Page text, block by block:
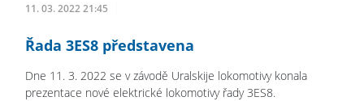
11. 03. 2022 21:45
Řada 3ES8 představena
Dne 11. 3. 2022 se v závodě Uralskije lokomotivy konala
prezentace nové elektrické lokomotivy řady 3ES8.